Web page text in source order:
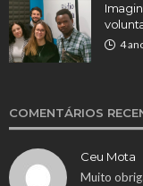
4
COMENTÁRIOS
Ceu Mota
Muito